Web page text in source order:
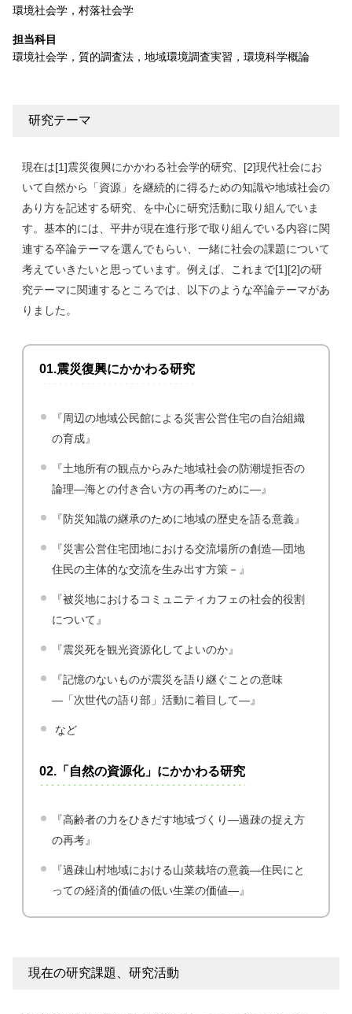
環境社会学，村落社会学
担当科目
環境社会学，質的調査法，地域環境調査実習，環境科学概論
研究テーマ
現在は[1]震災復興にかかわる社会学的研究、[2]現代社会にお
いて自然から「資源」を継続的に得るための知識や地域社会の
あり方を記述する研究、を中心に研究活動に取り組んでいま
す。基本的には、平井が現在進行形で取り組んでいる内容に関
連する卒論テーマを選んでもらい、一緒に社会の課題について
考えていきたいと思っています。例えば、これまで[1][2]の研
究テーマに関連するところでは、以下のような卒論テーマがあ
りました。
01.震災復興にかかわる研究
『周辺の地域公民館による災害公営住宅の自治組織
の育成』
『土地所有の観点からみた地域社会の防潮堤拒否の
論理―海との付き合い方の再考のために―』
『防災知識の継承のために地域の歴史を語る意義』
『災害公営住宅団地における交流場所の創造―団地
住民の主体的な交流を生み出す方策－』
『被災地におけるコミュニティカフェの社会的役割
について』
『震災死を観光資源化してよいのか』
『記憶のないものが震災を語り継ぐことの意味
―「次世代の語り部」活動に着目して―』
など
02.「自然の資源化」にかかわる研究
『高齢者の力をひきだす地域づくり―過疎の捉え方
の再考』
『過疎山村地域における山菜栽培の意義―住民にと
っての経済的価値の低い生業の価値―』
現在の研究課題、研究活動